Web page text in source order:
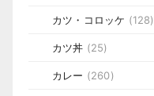
カツ・コロッケ (128)
カツ丼 (25)
カレー (260)